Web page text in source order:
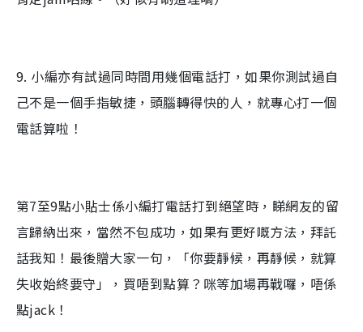
9. 小編亦有試過同時間用幾個電話打，如果你測試過自
己不是一個手指敏捷，頭腦轉得快的人，就專心打一個
電話算啦！
第7至9點小貼士係小編打電話打到絕望時，睇網友的留
言歸納出來，當然不包成功，如果有更好嘅方法，拜託
話我知！最後贈大家一句，「你要靜候，再靜候，就算
失收始終要守」，買唔到點算？咪等加場再戰囉，唔係
點jack！